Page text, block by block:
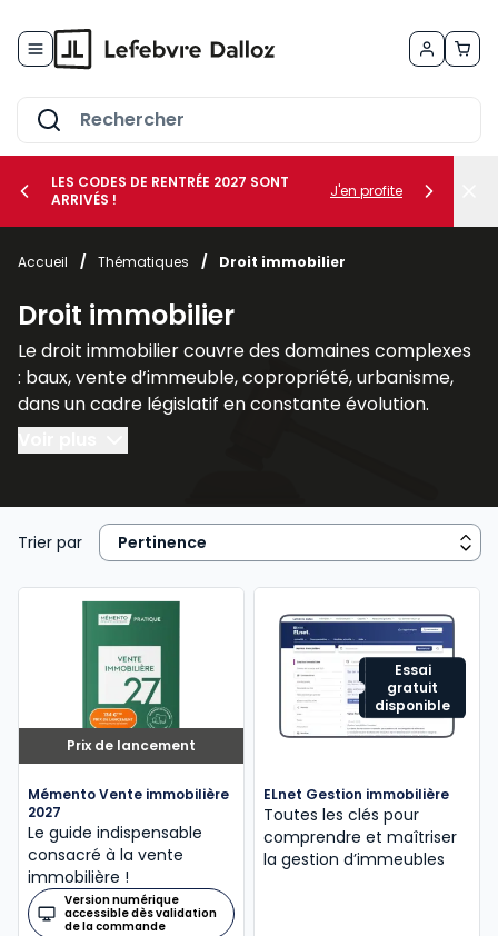
le sous-menu Vos métiers
le sous-menu Vos besoins
LES CODES DE RENTRÉE 2027 SONT
ARRIVÉS !
J'en profite
Accueil / Thématiques / Droit immobilier
Droit immobilier
Le droit immobilier couvre des domaines complexes
: baux, vente d’immeuble, copropriété, urbanisme,
dans un cadre législatif en constante évolution.
Nos publications spécialisées en droit immobilier, tel
ImmobilierouRDI - Urbanisme, Construction, le
Mémento Gestion immobili
immobilière, les Dalloz ActionDroit et pratique des
baux d’habitation,Droit et pratique des baux
commerciaux, le Code des baux,Code de la
copropriétéoffrent une veille juridique efficace aux
avocats, notaires, agents immobiliers, juristes et
étudiants.
Trier par
Prix de lancement
Mémento Vente immobilière
2027
Le guide indispensable
consacré à la vente
immobilière !
Version numérique
accessible dès validation
de la commande
Essai
gratuit
disponible
ELnet Gestion immobilière
Toutes les clés pour
comprendre et maîtriser
la gestion d’immeubles